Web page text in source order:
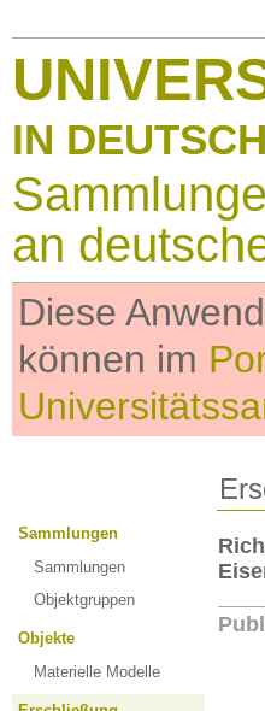
IN
an
Diese
können im
Sammlungen
Sammlungen
Objektgruppen
Objekte
Materielle Modelle